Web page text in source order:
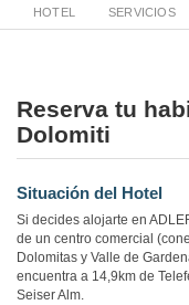
HOTEL SERVICIOS
Reserva tu
Dolomiti
Situación del Hotel
Si decides alojarte en
de un centro comercial
Dolomitas y Valle de
encuentra a 14,9km de
Seiser Alm.